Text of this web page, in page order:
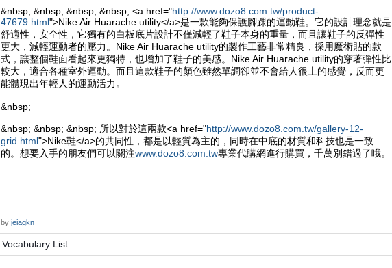
&nbsp; &nbsp; &nbsp; &nbsp; <a href="http://www.dozo8.com.tw/product-
47679.html">Nike Air Huarache utility</a>是一款能夠保護腳踝的運動鞋。它的設計理念就是
舒適性，安全性，它獨有的白板底片設計不僅減輕了鞋子本身的重量，而且讓鞋子的反彈性
更大，減輕運動者的壓力。Nike Air Huarache utility的製作工藝非常精良，採用魔術貼的款
式，讓整個鞋面看起來更獨特，也增加了鞋子的美感。Nike Air Huarache utility的穿著彈性比
較大，適合各種室外運動。而且這款鞋子的顏色雖然單調卻並不會給人很土的感覺，反而更
能體現出年輕人的運動活力。
&nbsp;
&nbsp; &nbsp; &nbsp; 所以對於這兩款<a href="http://www.dozo8.com.tw/gallery-12-
grid.html">Nike鞋</a>的共同性，都是以輕質為主的，同時在中底的材質和科技也是一致
的。想要入手的朋友們可以關注www.dozo8.com.tw專業代購網進行購買，千萬別錯過了哦。
by jeiagkn
Vocabulary List